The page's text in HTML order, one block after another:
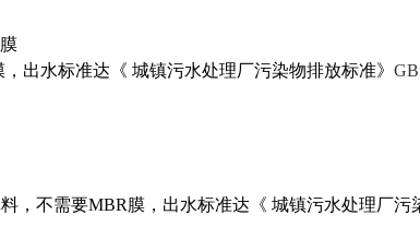
水标准达《 城镇污水处理厂污染物排放标准》
需要MBR膜，出水标准达《 城镇污水处理厂污